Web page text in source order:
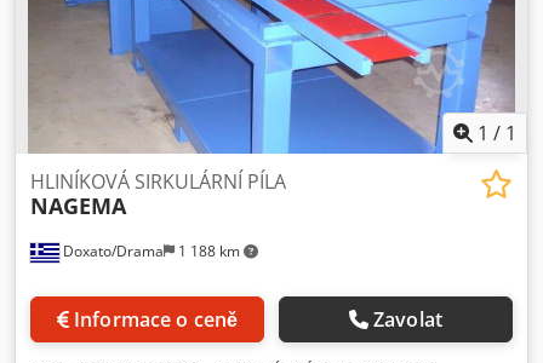
1 / 1
Doxato/Drama 1 188 km
HLINÍKOVÁ SIRKULÁRNÍ PÍLA
NAGEMA
Informace o ceně Zavolat